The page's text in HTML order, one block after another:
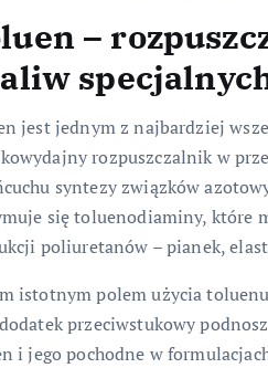
–
jest jednym z najbardziej
rozpuszczalnik w
syntezy związków
się toluenodiaminy, które
poliuretanów – pianek,
istotnym polem użycia
przeciwstukowy
i jego pochodne w